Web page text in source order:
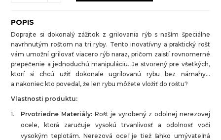
POPIS
Doprajte si dokonalý zážitok z grilovania rýb s naším špeciálne
navrhnutým roštom na tri ryby. Tento inovatívny a praktický rošt
vám umožní grilovať viacero rýb naraz, pričom zaistí rovnomerné
prepečenie a jednoduchú manipuláciu. Je stvorený pre všetkých,
ktorí si chcú užiť dokonale ugrilovanú rybu bez námahy...
a nakoniec kto povedal, že len rybu môžete vložiť do roštu?
Vlastnosti produktu:
Prvotriedne Materiály: Rošt je vyrobený z odolnej nerezovej
ocele, ktorá zaručuje vysokú trvanlivosť a odolnosť voči
vysokým teplotám. Nerezová oceľ je tiež ľahko umývateľná